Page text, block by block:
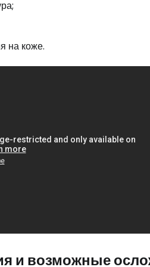
на коже.
и возможные